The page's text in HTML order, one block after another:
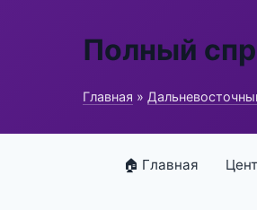
Полный
Главная »
🏠 Главная